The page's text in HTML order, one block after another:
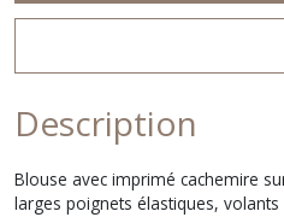
Description
Blouse avec imprimé cachemire
larges poignets élastiques,